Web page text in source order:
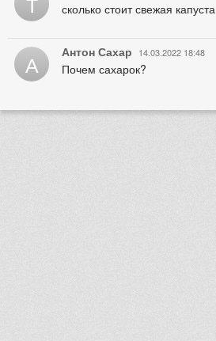
сколько стоит свежая капуста
А Антон Сахар 14.03.2022 18:48
Почем сахарок?